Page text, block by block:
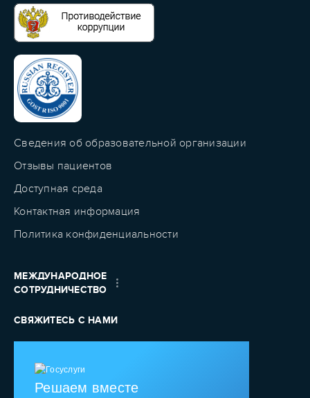
Сведения об образовательной организации
Отзывы пациентов
Доступная среда
Контактная информация
Политика конфиденциальности
МЕЖДУНАРОДНОЕ
СОТРУДНИЧЕСТВО
СВЯЖИТЕСЬ С НАМИ
Решаем вместе